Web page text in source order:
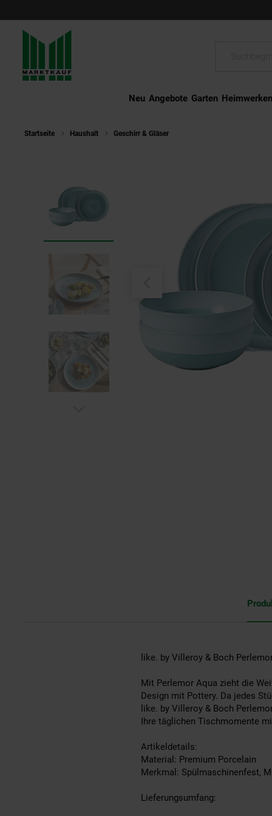
Neu Angebote Garten Heimwerken
Startseite Haushalt Geschirr & Gläser
like. by Villeroy & Boch
Mit Perlemor Aqua zieht die
Design mit Pottery. Da jedes
like. by Villeroy & Boch
Ihre täglichen Tischmomente
Artikeldetails:
Material: Premium Porcelain
Merkmal: Spülmaschinenfest,
Lieferungsumfang: